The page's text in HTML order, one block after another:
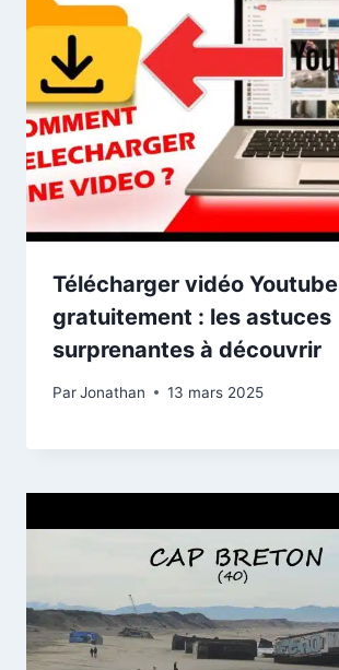
Télécharger vidéo Youtube
gratuitement : les astuces
surprenantes à découvrir
ParJonathan 13 mars 2025